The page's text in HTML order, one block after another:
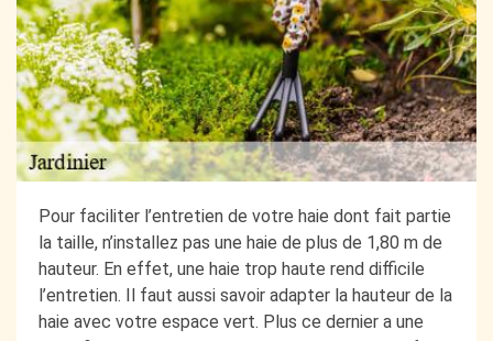
Pour faciliter l’entretien de votre haie dont fait partie
la taille, n’installez pas une haie de plus de 1,80 m de
hauteur. En effet, une haie trop haute rend difficile
l’entretien. Il faut aussi savoir adapter la hauteur de la
haie avec votre espace vert. Plus ce dernier a une